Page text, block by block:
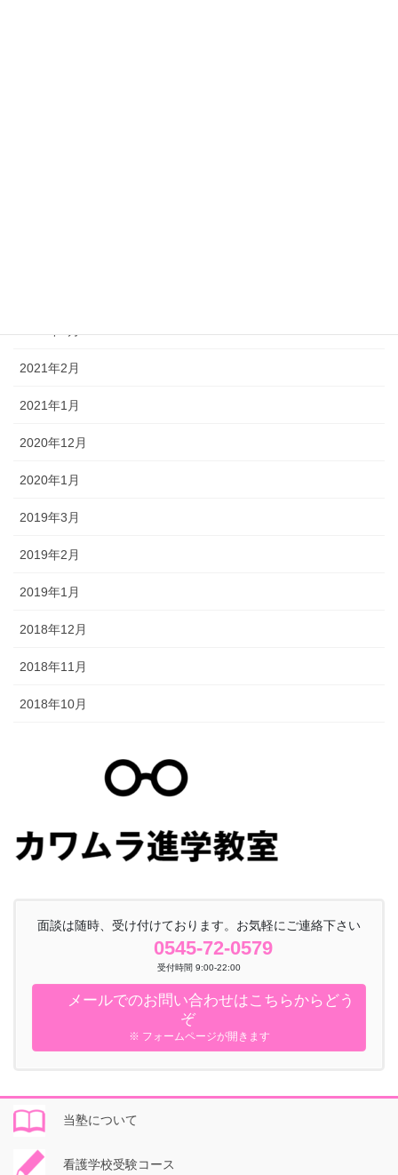
2021年2月
2021年1月
2020年12月
2020年1月
2019年3月
2019年2月
2019年1月
2018年12月
2018年11月
2018年10月
面談は随時、受け付けております。お気軽にご連絡下さい
0545-72-0579
受付時間 9:00-22:00
メールでのお問い合わせはこちらからどう
ぞ
※ フォームページが開きます
当塾について
看護学校受験コース